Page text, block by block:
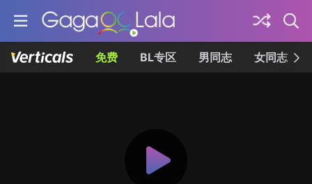
免费 BL专区 男同志 女同志